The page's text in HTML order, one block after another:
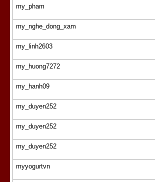
my_pham
my_nghe_dong_xam
my_linh2603
my_huong7272
my_hanh09
my_duyen252
my_duyen252
my_duyen252
myyogurtvn